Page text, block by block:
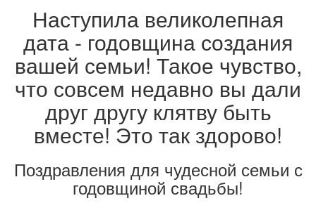
Наступила великолепная
дата - годовщина создания
вашей семьи! Такое чувство,
что совсем недавно вы дали
друг другу клятву быть
вместе! Это так здорово!
Поздравления для чудесной семьи с
годовщиной свадьбы!